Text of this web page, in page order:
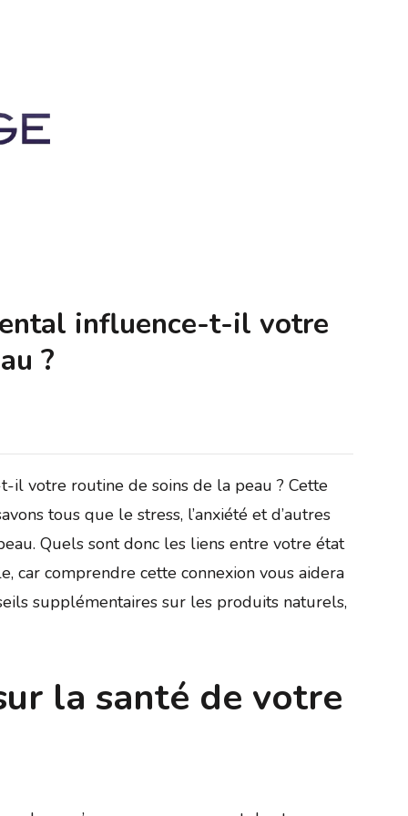
influence-t-il votre
?
il votre routine de soins de la peau ? Cette
tous que le stress, l’anxiété et d’autres
Quels sont donc les liens entre votre état
car comprendre cette connexion vous aidera
supplémentaires sur les produits naturels,
la santé de votre